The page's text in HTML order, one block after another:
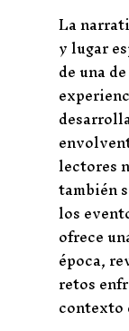
La
y lugar
de una
lectores
también
los
ofrece
época,
retos
contexto